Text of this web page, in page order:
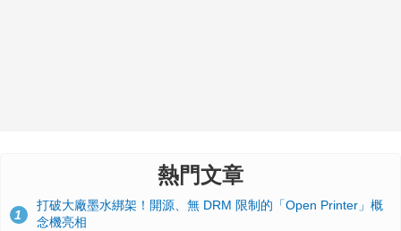
熱門文章
1
打破大廠墨水綁架！開源、無 DRM 限制的「Open Printer」概
念機亮相